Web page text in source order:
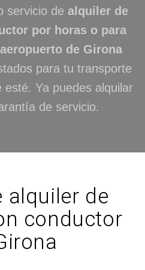
servicio de alquiler de
por horas o para
de Girona
para tu transporte
Ya puedes alquilar
de servicio.
alquiler de
conductor